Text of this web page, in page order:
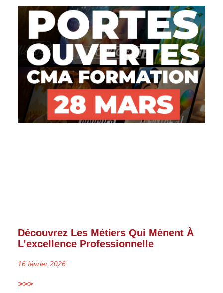
Découvrez Les Métiers Qui Mènent À
L’excellence Professionnelle
16 février 2026
>>>